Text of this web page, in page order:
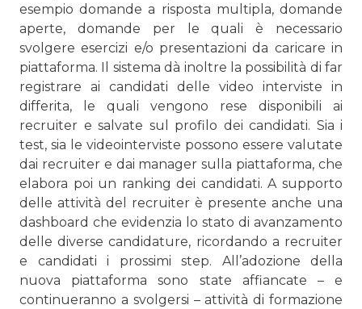
esempio domande a risposta multipla, domande
aperte, domande per le quali è necessario
svolgere esercizi e/o presentazioni da caricare in
piattaforma. Il sistema dà inoltre la possibilità di far
registrare ai candidati delle video interviste in
differita, le quali vengono rese disponibili ai
recruiter e salvate sul profilo dei candidati. Sia i
test, sia le videointerviste possono essere valutate
dai recruiter e dai manager sulla piattaforma, che
elabora poi un ranking dei candidati. A supporto
delle attività del recruiter è presente anche una
dashboard che evidenzia lo stato di avanzamento
delle diverse candidature, ricordando a recruiter
e candidati i prossimi step. All’adozione della
nuova piattaforma sono state affiancate – e
continueranno a svolgersi – attività di formazione